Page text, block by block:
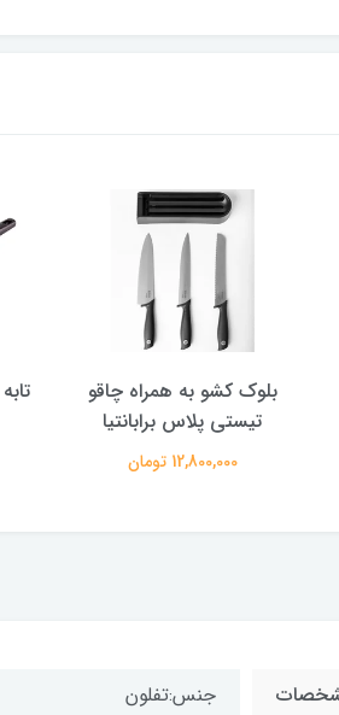
بلوک کشو به همراه چاقو
تیستی پلاس برابانتیا
12,800,000 تومان
جنس:تفلون